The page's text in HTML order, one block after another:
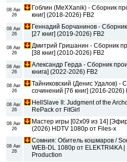
08 Авг
26
Гоблин (MeXXanik) - Сборник
книг] (2018-2026) FB2
08 Авг
26
Геннадий Борчанинов -
[27 книг] (2019-2026) FB2
08 Авг
26
Дмитрий Гришанин - Сборник
[38 книг] (2010-2026) FB2
08 Авг
26
Александр Герда - Сборник
книга] (2022-2026) FB2
08 Авг
26
Тайниковский (Денис Удалов) -
сочинений [76 книг] (2016-2026)
08 Авг
26
HellSlave II: Judgment of the
RePack от FitGirl
08 Авг
26
Мастер игры [02x09 из 14]
(2026) HDTV 1080р от Files-x
08 Авг
26
Сомния: Обитель кошмаров /
WEB-DL 1080p от ELEKTRI4KA |
Production